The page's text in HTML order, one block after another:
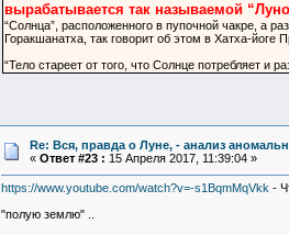
вырабатывается так называемой
“Солнца”, расположенного в пупочной чакре, а
Горакшанатха, так говорит об этом в Хатха-йоге
“Тело стареет от того, что Солнце потребляет и
Re: Вся, правда о Луне, - анализ
« Ответ #23 : 15 Апреля 2017, 11:39:04 »
https://www.youtube.com/watch?v=-s1BqmMqVkk -
"полую землю" ..